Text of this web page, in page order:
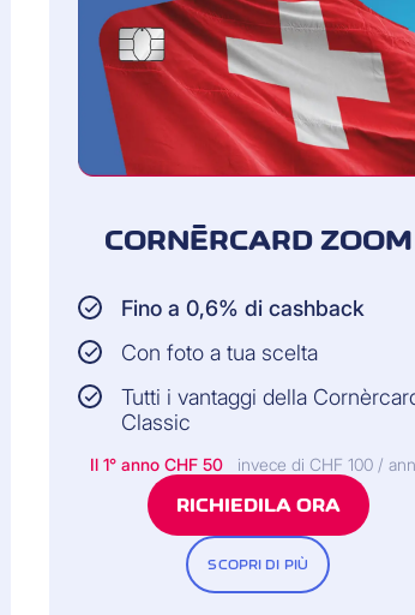
CORNÈRCARD ZOOM
Fino a 0,6% di cashback
Con foto a tua scelta
Tutti i vantaggi della
Classic
Il 1° anno CHF 50 invece di CHF 100 /
RICHIEDILA ORA
SCOPRI DI PIÙ